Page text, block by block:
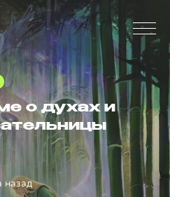
о духах и
назад